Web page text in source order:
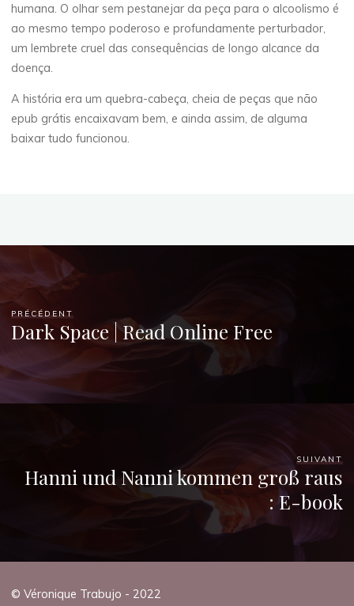
humana. O olhar sem pestanejar da peça para o alcoolismo é
ao mesmo tempo poderoso e profundamente perturbador,
um lembrete cruel das consequências de longo alcance da
doença.
A história era um quebra-cabeça, cheia de peças que não
epub grátis encaixavam bem, e ainda assim, de alguma
baixar tudo funcionou.
PRÉCÉDENT
Dark Space | Read Online Free
SUIVANT
Hanni und Nanni kommen groß raus
: E-book
© Véronique Trabujo - 2022